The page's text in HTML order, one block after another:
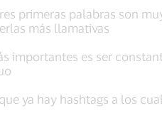
primeras palabras son
más llamativas
importantes es ser
ya hay hashtags a los